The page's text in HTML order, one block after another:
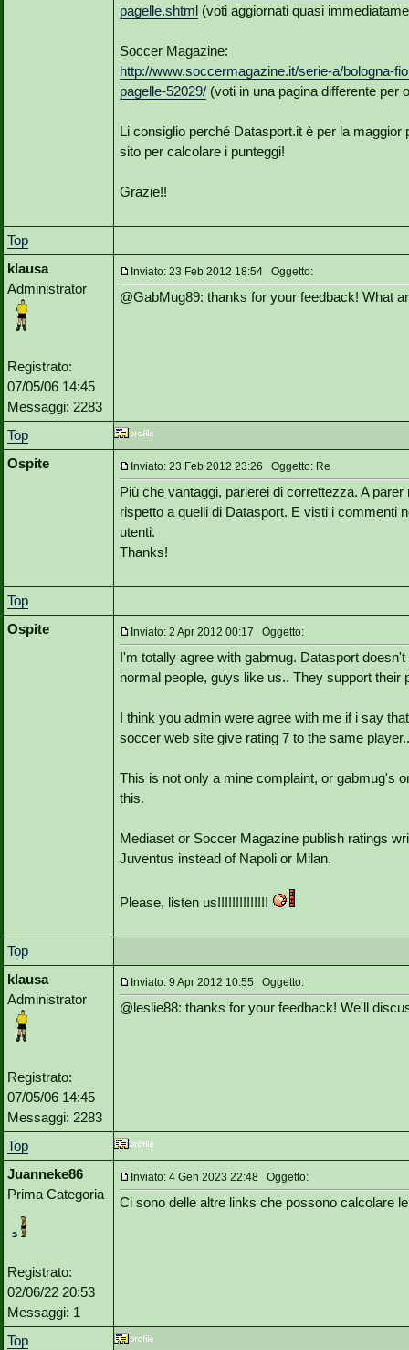
pagelle.shtml (voti aggiornati quasi
Soccer Magazine:
http://www.soccermagazine.it/serie-a/bologna-
pagelle-52029/ (voti in una pagina differente per
Li consiglio perché Datasport.it è per la
sito per calcolare i punteggi!
Grazie!!
Top
klausa
Administrator
Registrato:
07/05/06 14:45
Messaggi: 2283
Inviato: 23 Feb 2012 18:54 Oggetto:
@GabMug89: thanks for your feedback! What
Top
Ospite
Inviato: 23 Feb 2012 23:26 Oggetto: Re
Più che vantaggi, parlerei di correttezza. A
rispetto a quelli di Datasport. E visti i commenti
utenti.
Thanks!
Top
Ospite
Inviato: 2 Apr 2012 00:17 Oggetto:
I'm totally agree with gabmug. Datasport
normal people, guys like us.. They support
I think you admin were agree with me if i say
soccer web site give rating 7 to the same
This is not only a mine complaint, or gabmug's
this.
Mediaset or Soccer Magazine publish ratings
Juventus instead of Napoli or Milan.
Please, listen us!!!!!!!!!!!!!!
Top
klausa
Administrator
Registrato:
07/05/06 14:45
Messaggi: 2283
Inviato: 9 Apr 2012 10:55 Oggetto:
@leslie88: thanks for your feedback! We'll
Top
Juanneke86
Prima Categoria
Registrato:
02/06/22 20:53
Messaggi: 1
Inviato: 4 Gen 2023 22:48 Oggetto:
Ci sono delle altre links che possono calcolare
Top